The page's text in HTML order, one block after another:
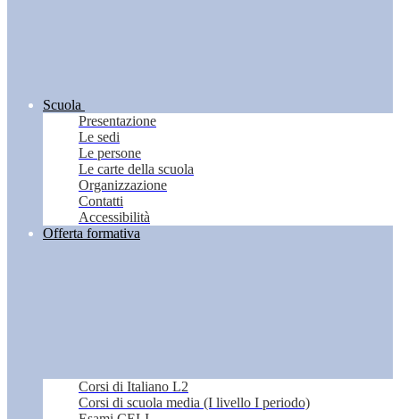
Scuola
Presentazione
Le sedi
Le persone
Le carte della scuola
Organizzazione
Contatti
Accessibilità
Offerta formativa
Corsi di Italiano L2
Corsi di scuola media (I livello I periodo)